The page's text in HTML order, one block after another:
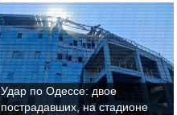
Удар по Одессе: двое
пострадавших, на стадионе